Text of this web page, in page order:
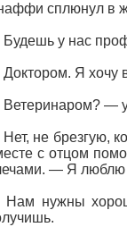
сплюнул в
у нас
Я хочу
—
не брезгую,
с отцом
— Я люблю
нужны